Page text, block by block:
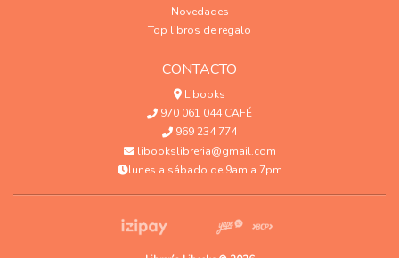
Novedades
Top libros de regalo
CONTACTO
Libooks
970 061 044 CAFÉ
969 234 774
libookslibreria@gmail.com
lunes a sábado de 9am a 7pm